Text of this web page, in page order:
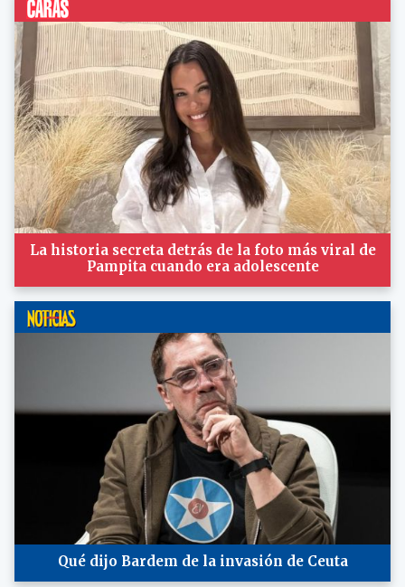
La historia secreta detrás de la foto más viral de
Pampita cuando era adolescente
Qué dijo Bardem de la invasión de Ceuta